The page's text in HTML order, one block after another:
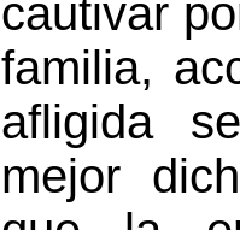
cautivar
familia,
afligida
mejor